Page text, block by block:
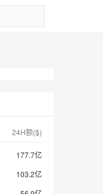
24H额($)
177.7亿
103.2亿